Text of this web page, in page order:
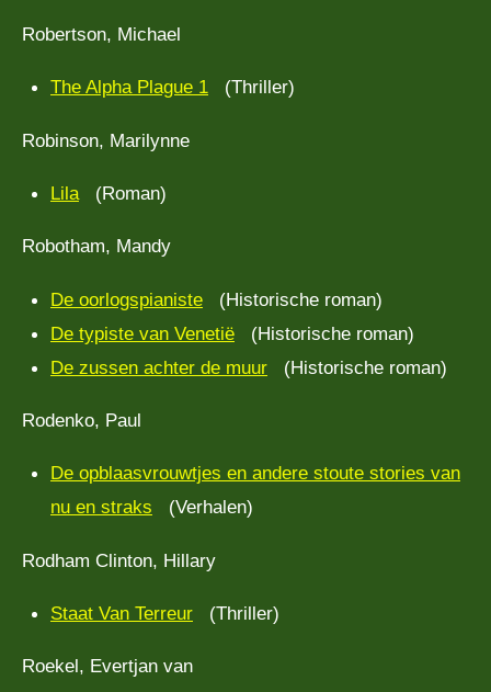
Robertson, Michael
The Alpha Plague 1 (Thriller)
Robinson, Marilynne
Lila(Roman)
Robotham, Mandy
De oorlogspianiste (Historische roman)
De typiste van Venetië (Historische roman)
De zussen achter de muur (Historische roman)
Rodenko, Paul
De opblaasvrouwtjes en andere stoute stories van
nu en straks (Verhalen)
Rodham Clinton, Hillary
Staat Van Terreur (Thriller)
Roekel, Evertjan van